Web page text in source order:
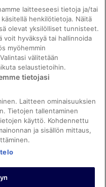
sisällöstä
laitteeseesi tietoja ja/tai
henkilötietoja. Näitä
olevat yksilölliset tunnisteet.
voit hyväksyä tai hallinnoida
myöhemmin
välitetään
selaustietoihin.
tietojasi
Laitteen ominaisuuksien
Tietojen tallentaminen
käyttö. Kohdennettu
ja sisällön mittaus,